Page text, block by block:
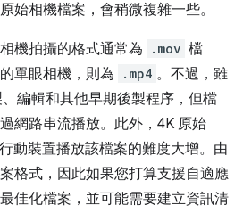
始相機檔案，會稍微複雜一些。
機拍攝的格式通常為 .mov 檔
單眼相機，則為
.mp4 。不過，雖
編輯和其他早期後製程序，但檔
網路串流播放。此外，4K 原始
動裝置播放該檔案的難度大增。由
格式，因此如果您打算支援自適應
佳化檔案，並可能需要建立資訊清